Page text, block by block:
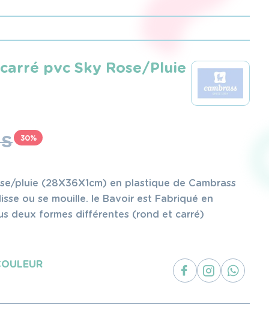
pvc Sky Rose/Pluie
30%
pluie (28X36X1cm) en plastique de Cambrass
ou se mouille. le Bavoir est Fabriqué en
deux formes différentes (rond et carré)